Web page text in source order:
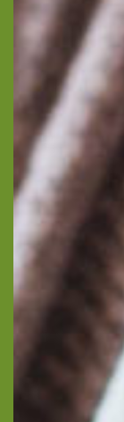
223-2 du
pouvez
au
https://